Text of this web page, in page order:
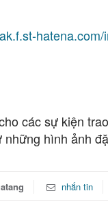
các sự kiện
những hình ảnh
nhắn tin